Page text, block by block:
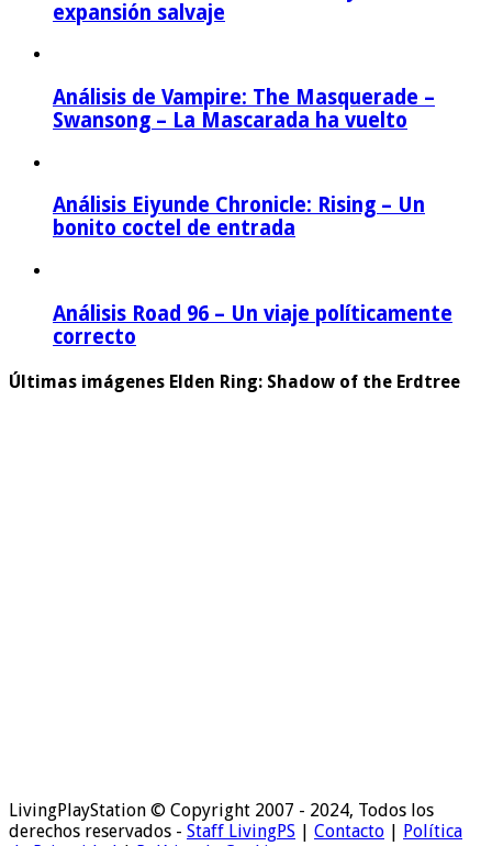
expansión salvaje
Análisis de Vampire: The Masquerade –
Swansong – La Mascarada ha vuelto
Análisis Eiyunde Chronicle: Rising – Un
bonito coctel de entrada
Análisis Road 96 – Un viaje políticamente
correcto
Últimas imágenes Elden Ring: Shadow of the Erdtree
LivingPlayStation © Copyright 2007 - 2024, Todos los
derechos reservados - Staff LivingPS Contacto
Política